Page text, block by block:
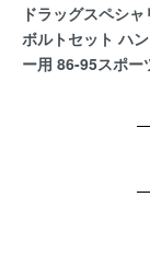
ドラッグスペシ
ボルトセット ハ
ー用 86-95スポ